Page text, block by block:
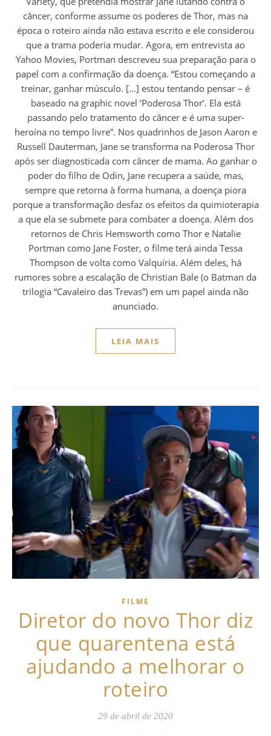
câncer, conforme assume os poderes de Thor, mas na
época o roteiro ainda não estava escrito e ele considerou
que a trama poderia mudar. Agora, em entrevista ao
Yahoo Movies, Portman descreveu sua preparação para o
papel com a confirmação da doença. “Estou começando a
treinar, ganhar músculo. […] estou tentando pensar – é
baseado na graphic novel ‘Poderosa Thor’. Ela está
passando pelo tratamento do câncer e é uma super-
heroína no tempo livre”. Nos quadrinhos de Jason Aaron e
Russell Dauterman, Jane se transforma na Poderosa Thor
após ser diagnosticada com câncer de mama. Ao ganhar o
poder do filho de Odin, Jane recupera a saúde, mas,
sempre que retorna à forma humana, a doença piora
porque a transformação desfaz os efeitos da quimioterapia
a que ela se submete para combater a doença. Além dos
retornos de Chris Hemsworth como Thor e Natalie
Portman como Jane Foster, o filme terá ainda Tessa
Thompson de volta como Valquíria. Além deles, há
rumores sobre a escalação de Christian Bale (o Batman da
trilogia “Cavaleiro das Trevas”) em um papel ainda não
anunciado.
LEIA MAIS
FILME
Diretor do novo Thor diz
que quarentena está
ajudando a melhorar o
roteiro
29 de abril de 2020